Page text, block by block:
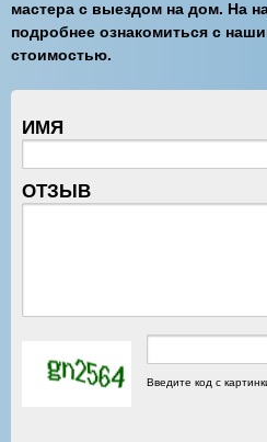
мастера с выездом на дом. На
подробнее ознакомиться с
стоимостью.
ИМЯ
ОТЗЫВ
Введите код с